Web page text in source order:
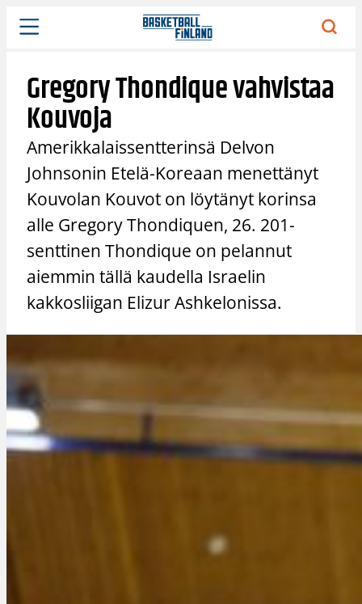
Siirry
sisältöön
Gregory Thondique vahvistaa
Kouvoja
Amerikkalaissentterinsä Delvon
Johnsonin Etelä-Koreaan menettänyt
Kouvolan Kouvot on löytänyt korinsa
alle Gregory Thondiquen, 26. 201-
senttinen Thondique on pelannut
aiemmin tällä kaudella Israelin
kakkosliigan Elizur Ashkelonissa.